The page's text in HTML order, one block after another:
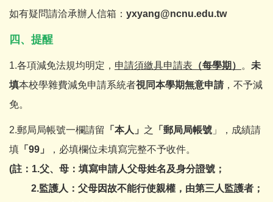
如有疑問請洽承辦人信箱： yxyang@ncnu.edu.tw
四、提醒
1.各項減免法規均明定， 申請須繳具申請表 （每學期） 。 未
填本校學雜費減免申請系統者視同本學期無意申請，不予減
免。
2.郵局局帳號一欄請留 「本人」 之 「郵局局帳號 」，成績請
填 「99」
，必填欄位未填寫完整不予收件。
(註： 1.父、母：填寫申請人父母姓名及身分證號；
2.監護人：父母因故不能行使親權，由第三人監護者；